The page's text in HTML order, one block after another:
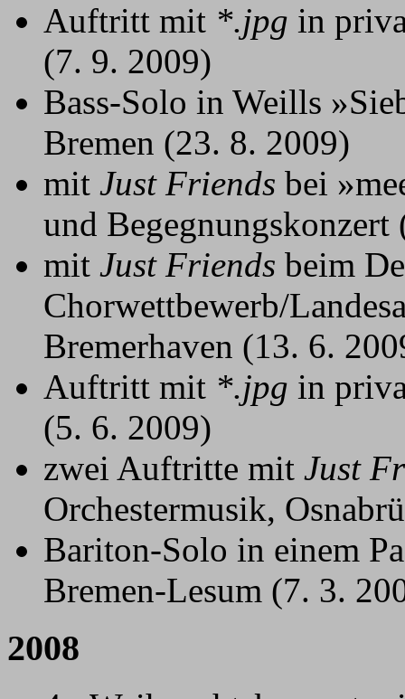
Auftritt mit *.jpg in
(7. 9. 2009)
Bass-Solo in Weills
Bremen (23. 8. 2009)
mit Just Friends bei
und Begegnungskonzert
mit Just Friends beim
Chorwettbewerb/
Bremerhaven (13. 6.
Auftritt mit *.jpg in
(5. 6. 2009)
zwei Auftritte mit Just
Orchestermusik,
Bariton-Solo in einem
Bremen-Lesum (7. 3.
2008